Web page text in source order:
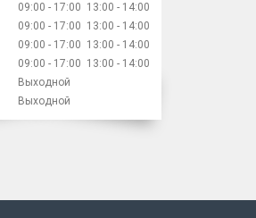
09:00 17:00 13:00
14:00
09:00 17:00 13:00
14:00
09:00 17:00 13:00
14:00
09:00 17:00 13:00
14:00
Выходной
Выходной